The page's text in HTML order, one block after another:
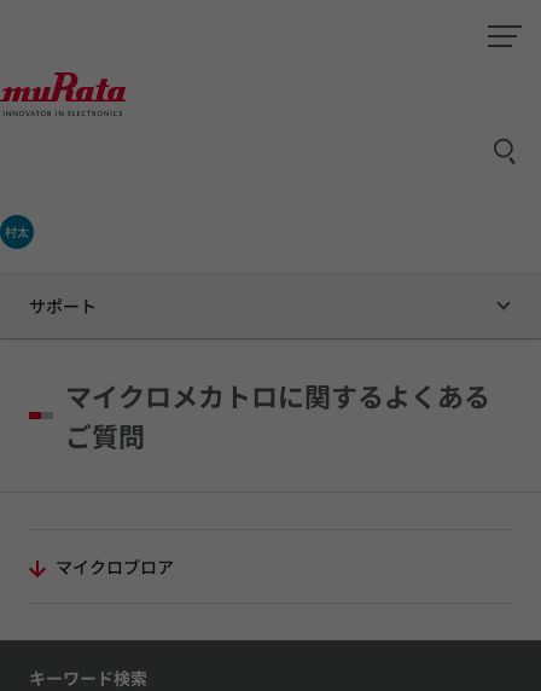
村太
サポート
マイクロメカトロに関するよくある
ご質問
マイクロブロア
キーワード検索